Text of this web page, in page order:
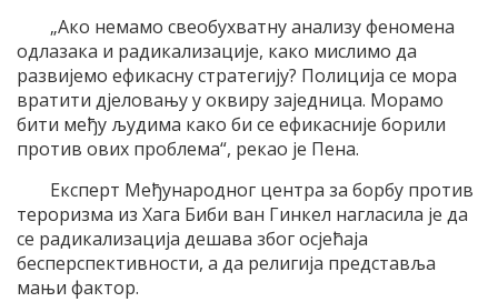
„Ако немамо свеобухватну анализу феномена
одлазака и радикализације, како мислимо да
развијемо ефикасну стратегију? Полиција се мора
вратити дјеловању у оквиру заједница. Морамо
бити међу људима како би се ефикасније борили
против ових проблема“, рекао је Пена.
Експерт Међународног центра за борбу против
тероризма из Хага Биби ван Гинкел нагласила је да
се радикализација дешава због осјећаја
бесперспективности, а да религија представља
мањи фактор.